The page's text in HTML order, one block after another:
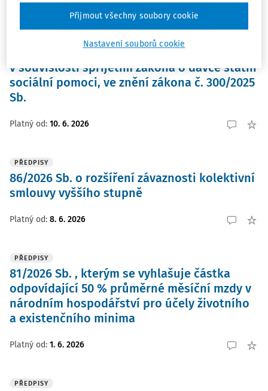
93/2026 Sb. , kterým se mění zákon č.
117/1995 Sb., o státní sociální podpoře, ve
znění pozdějších předpisů, a zákon č.
152/2025 Sb., kterým se mění některé zákony
v souvislosti spřijetím zákona o dávce státní
sociální pomoci, ve znění zákona č. 300/2025
Sb.
Platný od: 10. 6. 2026
PŘEDPISY
86/2026 Sb. o rozšíření závaznosti kolektivní
smlouvy vyššího stupně
Platný od: 8. 6. 2026
PŘEDPISY
81/2026 Sb. , kterým se vyhlašuje částka
odpovídající 50 % průměrné měsíční mzdy v
národním hospodářství pro účely životního
a existenčního minima
Platný od: 1. 6. 2026
PŘEDPISY
Nastavení souborů cookie
Přijmout všechny soubory cookie